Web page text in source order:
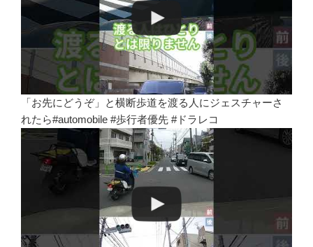
「お先にどうぞ」と横断歩道を渡る人にジェスチャーさ
れたら#automobile #歩行者優先 #ドラレコ